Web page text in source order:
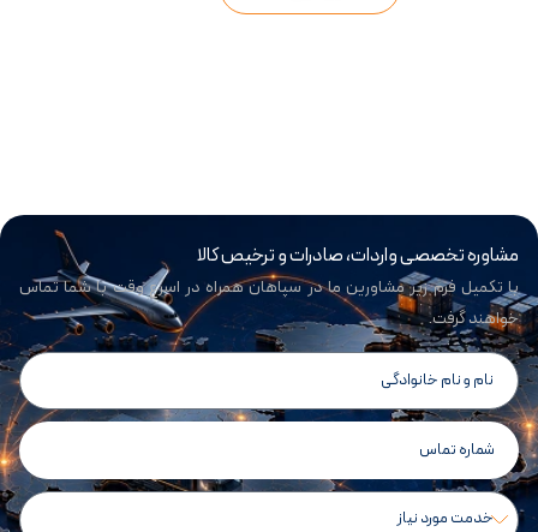
مشاوره تخصصی واردات، صادرات و ترخیص کالا
با تکمیل فرم زیر مشاورین ما در سپاهان همراه در اسرع وقت با شما تماس
خواهند گرفت.